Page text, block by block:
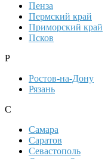
Пенза
Пермский край
Приморский край
Псков
Р
Ростов-на-Дону
Рязань
С
Самара
Саратов
Севастополь